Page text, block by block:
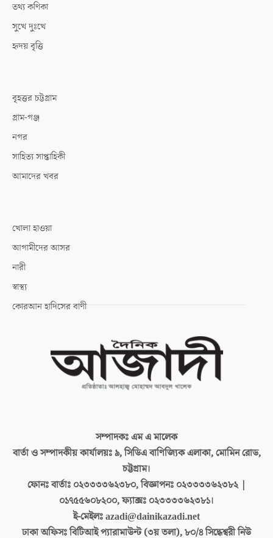
তথ্য কণিকা
সুখে দুঃখে
হৃদয় বৃত্তি
বৃহত্তর চট্টগ্রাম
গ্রাম-গঞ্জ
নগর
সাহিত্য সাপ্তাহিকী
আমাদের খবর
খোলা হাওয়া
আগামীদের আসর
নারী
স্বাস্থ্য
কোরআন হাদিসের বাণী
সম্পাদকঃএম এ মালেক
বার্তা ও সম্পাদকীয় কার্যালয়ঃ৯, সিডিএ বাণিজ্যিক এলাকা, মোমিন রোড,
চট্টগ্রাম।
ফোনঃ বার্তাঃ ০২৩৩৩৩৬২৩৮০, বিজ্ঞাপনঃ ০২৩৩৩৩৬২৩৮২ |
০১৭৫৫৬০৮২০০, ফ্যাক্সঃ ০২৩৩৩৩৬২৩৮১।
ই-মেইলঃazadi@dainikazadi.net
ঢাকা অফিসঃবিটিআই প্যারামাউন্ট (৩য় তলা), ৮০/৪ সিদ্ধেশ্বরী নিউ